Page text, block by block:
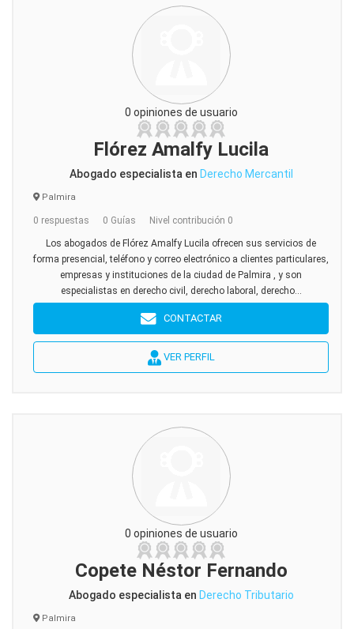
0 opiniones de usuario
Flórez Amalfy Lucila
Abogado especialista en Derecho Mercantil
Palmira
0 respuestas 0 Guías Nivel contribución 0
Los abogados de Flórez Amalfy Lucila ofrecen sus servicios de
forma presencial, teléfono y correo electrónico a clientes particulares,
empresas y instituciones de la ciudad de Palmira , y son
especialistas en derecho civil, derecho laboral, derecho...
CONTACTAR
VER PERFIL
0 opiniones de usuario
Copete Néstor Fernando
Abogado especialista en Derecho Tributario
Palmira